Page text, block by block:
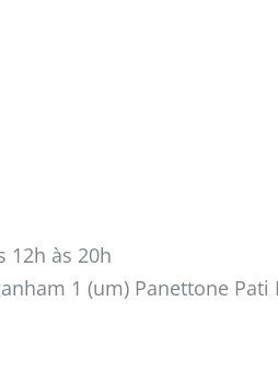
12h às 20h
1 (um) Panettone Pati